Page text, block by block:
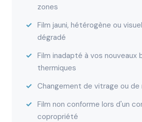
zones
Film jauni, hétérogène ou
dégradé
Film inadapté à vos nouveaux
thermiques
Changement de vitrage ou de
Film non conforme lors d'un
copropriété